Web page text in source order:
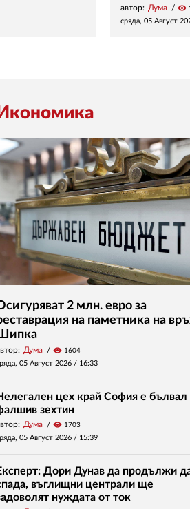
автор: Дума visibility
сряда, 05 Август
Икономика
2 млн. евро за
на паметника на
Дума visibility 1604
05 Август 2026 / 16:33
цех край София е бълвал
зехтин
Дума visibility 1703
05 Август 2026 / 15:39
Дори Дунав да продължи
въглищни централи ще
нуждата от ток